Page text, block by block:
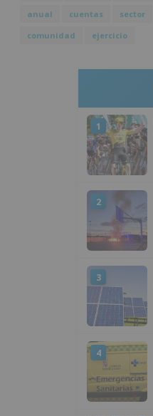
anual
cuentas sector
comunidad
ejercicio
1
2
3
4